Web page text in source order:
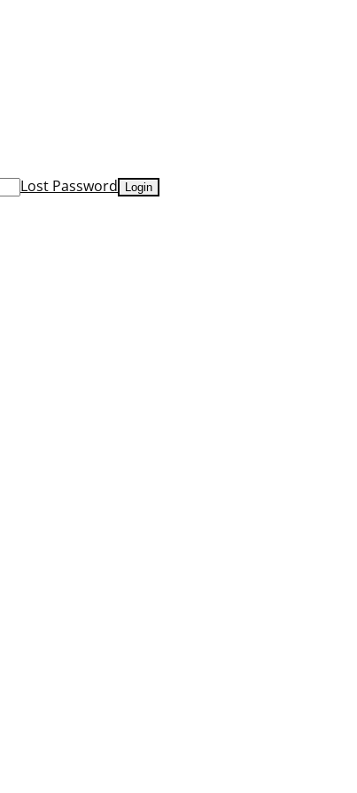
Lost Password